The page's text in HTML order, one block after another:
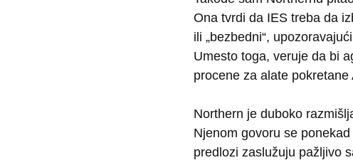
Ona tvrdi da IES treba da
ili „bezbedni“,
Umesto toga, veruje da bi
procene za alate
Northern je duboko
Njenom govoru se
predlozi zaslužuju pažljivo